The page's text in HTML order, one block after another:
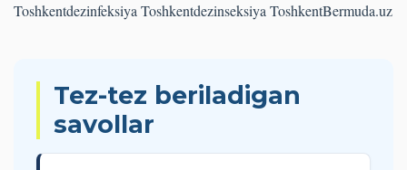
Toshkentdezinfeksiya Toshkentdezinseksiya ToshkentBermuda.uz
Tez-tez beriladigan
savollar